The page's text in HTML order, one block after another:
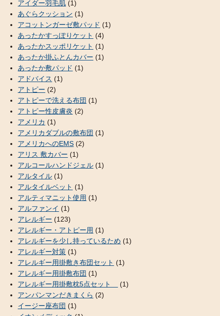
アイダー羽毛肌 (1)
あぐらクッション (1)
アコットンガーゼ敷パッド (1)
あったかすっぽりケット (4)
あったかスッポリケット (1)
あったか掛ふとんカバー (1)
あったか敷パッド (1)
アドバイス (1)
アトピー (2)
アトピーで洗える布団 (1)
アトピー性皮膚炎 (2)
アメリカ (1)
アメリカダブルの敷布団 (1)
アメリカへのEMS (2)
アリス 敷カバー (1)
アルコールハンドジェル (1)
アルタイル (1)
アルタイルベット (1)
アルティマニット使用 (1)
アルファンイ (1)
アレルギー (123)
アレルギー・アトピー用 (1)
アレルギーを少し持っているため (1)
アレルギー対策 (1)
アレルギー用掛敷き布団セット (1)
アレルギー用掛敷布団 (1)
アレルギー用掛敷枕5点セット
(1)
アンパンマンだきまくら (2)
イージー座布団 (1)